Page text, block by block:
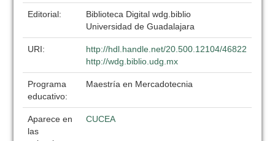
Editorial:
Biblioteca Digital wdg.biblio
Universidad de Guadalajara
URI:
http://hdl.handle.net/20.500.12104/46822
http://wdg.biblio.udg.mx
Programa
educativo:
Maestría en Mercadotecnia
Aparece en
las
CUCEA